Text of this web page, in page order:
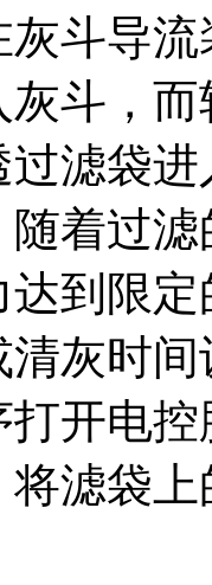
斗导
斗，
过滤袋
随着过
到限
灰时
打开电
滤袋